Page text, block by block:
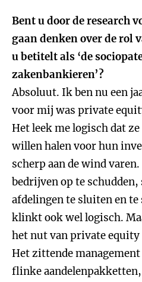
Bent u door de research
gaan denken over de rol
u betitelt als ‘de
zakenbankieren’?
Absoluut. Ik ben nu een
voor mij was private
Het leek me logisch dat
willen halen voor hun
scherp aan de wind
bedrijven op te schudden,
afdelingen te sluiten en
klinkt ook wel logisch.
het nut van private equity
Het zittende
flinke